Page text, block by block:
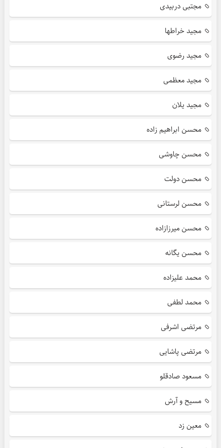
مجتبی دربیدی
مجید خراطها
مجید رضوی
مجید معظمی
مجید یلان
محسن ابراهیم زاده
محسن چاوشی
محسن دولت
محسن لرستانی
محسن میرزازاده
محسن یگانه
محمد علیزاده
محمد لطفی
مرتضی اشرفی
مرتضی پاشایی
مسعود صادقلو
مسیح و آرش
معین زد